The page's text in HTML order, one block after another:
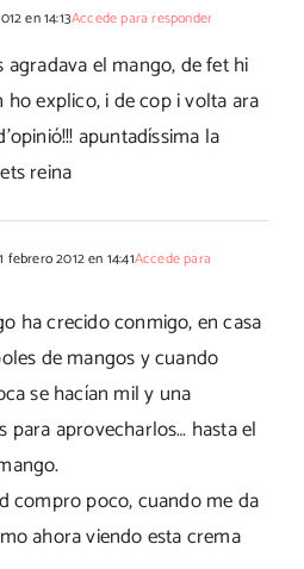
en 14:13Accede para responder
agradava el mango, de fet hi
ho explico, i de cop i volta ara
apuntadíssima la
reina
1 febrero 2012 en 14:41Accede para
ha crecido conmigo, en casa
de mangos y cuando
se hacían mil y una
para aprovecharlos… hasta el
compro poco, cuando me da
ahora viendo esta crema